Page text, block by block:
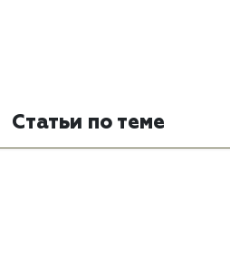
Статьи по теме